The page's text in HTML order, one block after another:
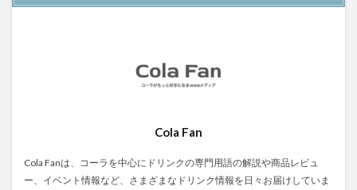
Cola Fan
Cola Fanは、コーラを中心にドリンクの専門用語の解説や商品レビュ
ー、イベント情報など、さまざまなドリンク情報を日々お届けしていま